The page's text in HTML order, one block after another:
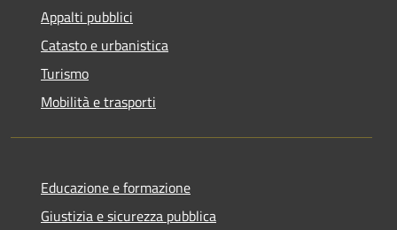
Appalti pubblici
Catasto e urbanistica
Turismo
Mobilità e trasporti
Educazione e formazione
Giustizia e sicurezza pubblica